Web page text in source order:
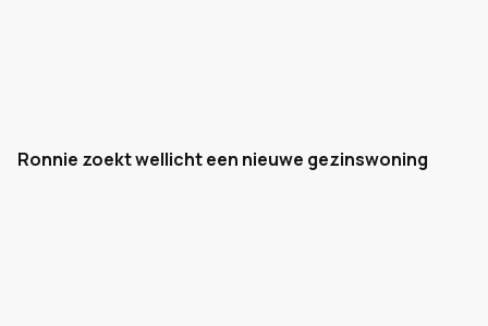
Ronnie zoekt wellicht een nieuwe gezinswoning